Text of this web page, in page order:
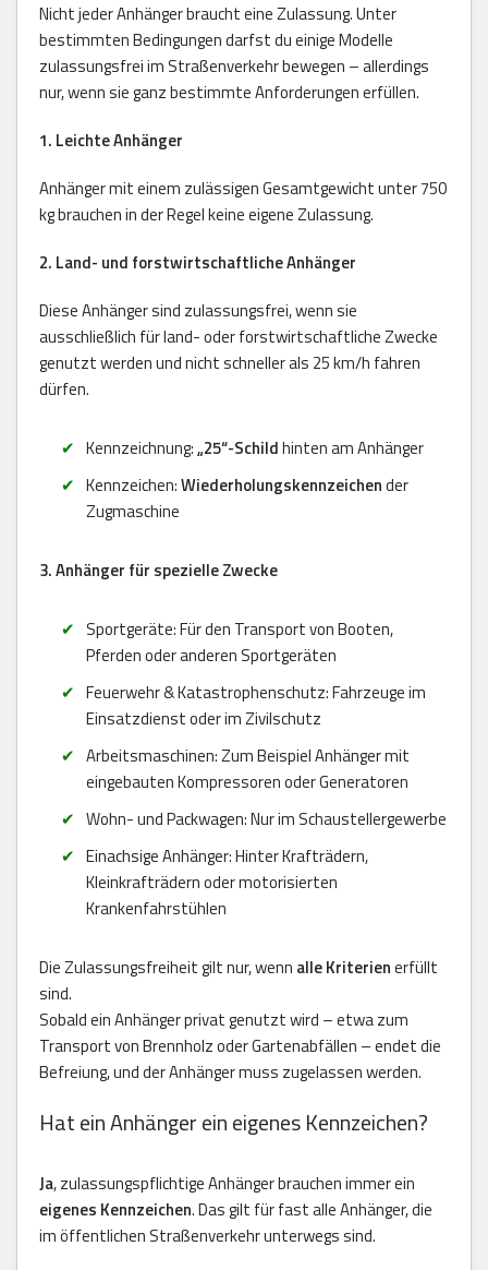
Nicht jeder Anhänger braucht eine Zulassung. Unter
bestimmten Bedingungen darfst du einige Modelle
zulassungsfrei im Straßenverkehr bewegen – allerdings
nur, wenn sie ganz bestimmte Anforderungen erfüllen.
1. Leichte Anhänger
Anhänger mit einem zulässigen Gesamtgewicht unter 750
kg brauchen in der Regel keine eigene Zulassung.
2. Land- und forstwirtschaftliche Anhänger
Diese Anhänger sind zulassungsfrei, wenn sie
ausschließlich für land- oder forstwirtschaftliche Zwecke
genutzt werden und nicht schneller als 25 km/h fahren
dürfen.
Kennzeichnung:„25“-Schildhinten am Anhänger
Kennzeichen:Wiederholungskennzeichender
Zugmaschine
3. Anhänger für spezielle Zwecke
Sportgeräte: Für den Transport von Booten,
Pferden oder anderen Sportgeräten
Feuerwehr & Katastrophenschutz: Fahrzeuge im
Einsatzdienst oder im Zivilschutz
Arbeitsmaschinen: Zum Beispiel Anhänger mit
eingebauten Kompressoren oder Generatoren
Wohn- und Packwagen: Nur im Schaustellergewerbe
Einachsige Anhänger: Hinter Krafträdern,
Kleinkrafträdern oder motorisierten
Krankenfahrstühlen
Die Zulassungsfreiheit gilt nur, wenn alle Kriterienerfüllt
sind.
Sobald ein Anhänger privat genutzt wird – etwa zum
Transport von Brennholz oder Gartenabfällen – endet die
Befreiung, und der Anhänger muss zugelassen werden.
Hat ein Anhänger ein eigenes Kennzeichen?
Ja, zulassungspflichtige Anhänger brauchen immer ein
eigenes Kennzeichen. Das gilt für fast alle Anhänger, die
im öffentlichen Straßenverkehr unterwegs sind.